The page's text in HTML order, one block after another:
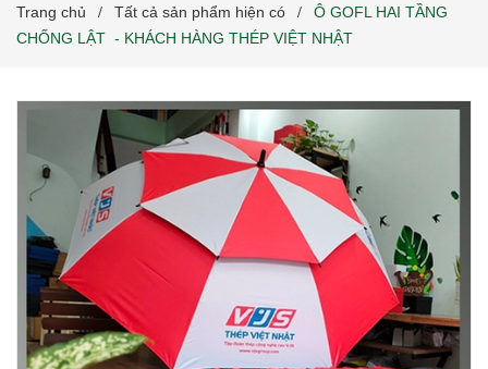
Trang chủ / Tất cả sản phẩm hiện có /
Ô GOFL HAI TẦNG
CHỐNG LẬT - KHÁCH HÀNG THÉP VIỆT NHẬT